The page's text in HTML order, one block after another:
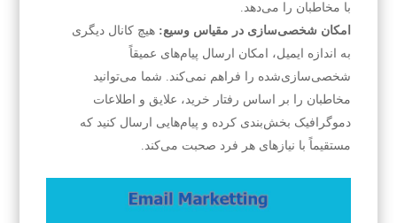
با مخاطبان را می‌دهد.
امکان شخصی‌سازی در مقیاس وسیع: هیچ کانال دیگری
به اندازه ایمیل، امکان ارسال پیام‌های عمیقاً
شخصی‌سازی‌شده را فراهم نمی‌کند. شما می‌توانید
مخاطبان را بر اساس رفتار خرید، علایق و اطلاعات
دموگرافیک بخش‌بندی کرده و پیام‌هایی ارسال کنید که
مستقیماً با نیازهای هر فرد صحبت می‌کند.